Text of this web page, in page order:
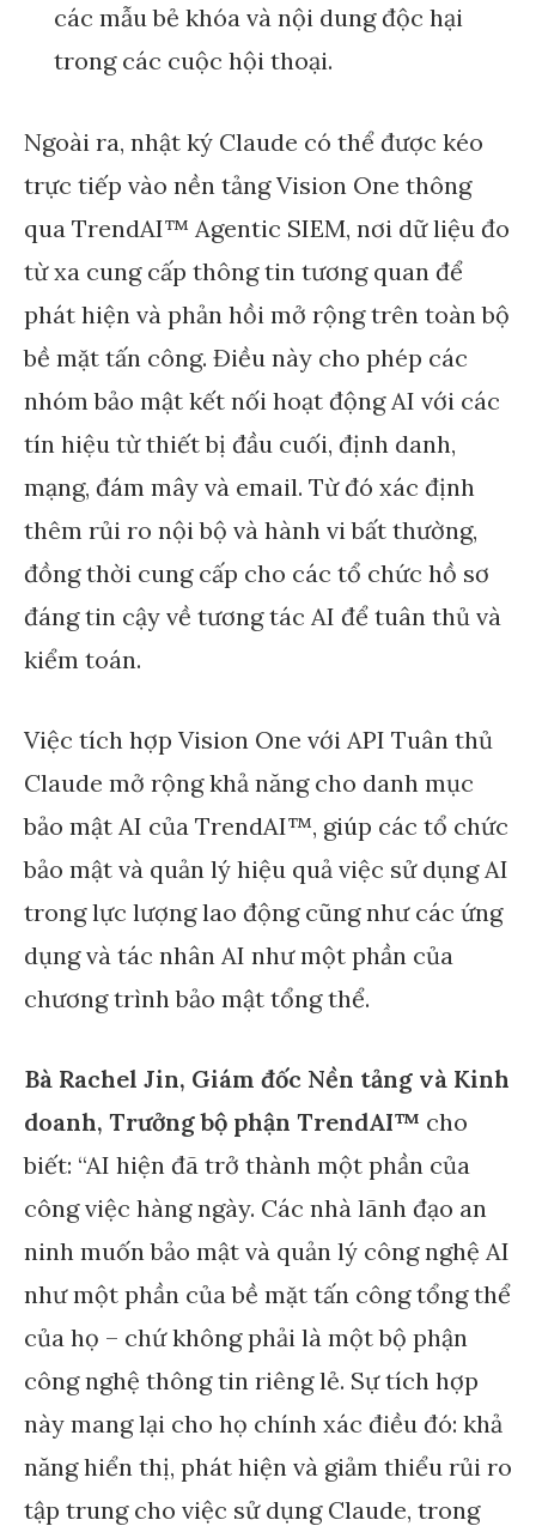
các mẫu bẻ khóa và nội dung độc hại
trong các cuộc hội thoại.
Ngoài ra, nhật ký Claude có thể được kéo
trực tiếp vào nền tảng Vision One thông
qua TrendAI™ Agentic SIEM, nơi dữ liệu đo
từ xa cung cấp thông tin tương quan để
phát hiện và phản hồi mở rộng trên toàn bộ
bề mặt tấn công. Điều này cho phép các
nhóm bảo mật kết nối hoạt động AI với các
tín hiệu từ thiết bị đầu cuối, định danh,
mạng, đám mây và email. Từ đó xác định
thêm rủi ro nội bộ và hành vi bất thường,
đồng thời cung cấp cho các tổ chức hồ sơ
đáng tin cậy về tương tác AI để tuân thủ và
kiểm toán.
Việc tích hợp Vision One với API Tuân thủ
Claude mở rộng khả năng cho danh mục
bảo mật AI của TrendAI™, giúp các tổ chức
bảo mật và quản lý hiệu quả việc sử dụng AI
trong lực lượng lao động cũng như các ứng
dụng và tác nhân AI như một phần của
chương trình bảo mật tổng thể.
Bà Rachel Jin, Giám đốc Nền tảng và Kinh
doanh, Trưởng bộ phận TrendAI™ cho
biết: “AI hiện đã trở thành một phần của
công việc hàng ngày. Các nhà lãnh đạo an
ninh muốn bảo mật và quản lý công nghệ AI
như một phần của bề mặt tấn công tổng thể
của họ – chứ không phải là một bộ phận
công nghệ thông tin riêng lẻ. Sự tích hợp
này mang lại cho họ chính xác điều đó: khả
năng hiển thị, phát hiện và giảm thiểu rủi ro
tập trung cho việc sử dụng Claude, trong